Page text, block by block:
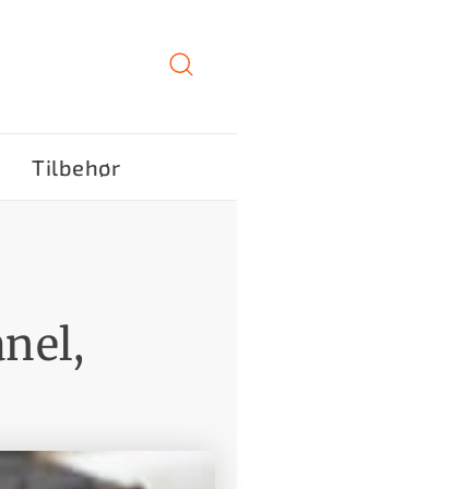
Tilbehør